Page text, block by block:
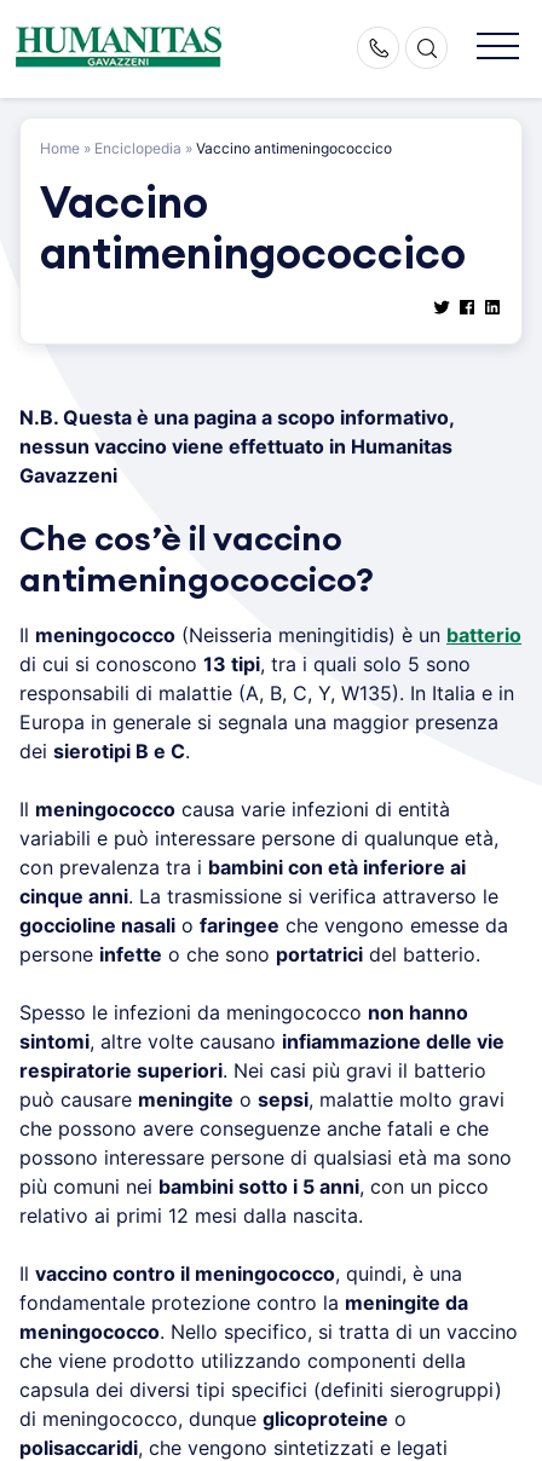
content
Home » Enciclopedia » Vaccino antimeningococcico
Vaccino
antimeningococcico
N.B. Questa è una pagina a scopo informativo,
nessun vaccino viene effettuato in Humanitas
Gavazzeni
Che cos’è il vaccino
antimeningococcico?
Il meningococco (Neisseria meningitidis) è un batterio
di cui si conoscono 13 tipi, tra i quali solo 5 sono
responsabili di malattie (A, B, C, Y, W135). In Italia e in
Europa in generale si segnala una maggior presenza
dei sierotipi B e C.
Il meningococco causa varie infezioni di entità
variabili e può interessare persone di qualunque età,
con prevalenza tra i bambini con età inferiore ai
cinque anni. La trasmissione si verifica attraverso le
goccioline nasali o faringee che vengono emesse da
persone infette o che sono portatrici del batterio.
Spesso le infezioni da meningococco non hanno
sintomi, altre volte causano infiammazione delle vie
respiratorie superiori. Nei casi più gravi il batterio
può causare meningite o sepsi, malattie molto gravi
che possono avere conseguenze anche fatali e che
possono interessare persone di qualsiasi età ma sono
più comuni nei bambini sotto i 5 anni, con un picco
relativo ai primi 12 mesi dalla nascita.
Il vaccino contro il meningococco, quindi, è una
fondamentale protezione contro la meningite da
meningococco. Nello specifico, si tratta di un vaccino
che viene prodotto utilizzando componenti della
capsula dei diversi tipi specifici (definiti sierogruppi)
di meningococco, dunque glicoproteine o
polisaccaridi, che vengono sintetizzati e legati